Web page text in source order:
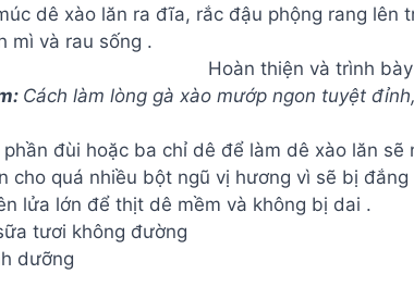
dê xào lăn ra đĩa, rắc đậu phộng rang lên
mì và rau sống .
Hoàn thiện và trình bày
Cách làm lòng gà xào mướp ngon tuyệt
phần đùi hoặc ba chỉ dê để làm dê xào lăn sẽ
cho quá nhiều bột ngũ vị hương vì sẽ bị đắng
lửa lớn để thịt dê mềm và không bị dai .
tươi không đường
dưỡng